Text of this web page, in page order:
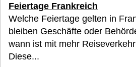
Feiertage Frankreich
Welche Feiertage gelten in
bleiben Geschäfte oder
wann ist mit mehr
Diese...